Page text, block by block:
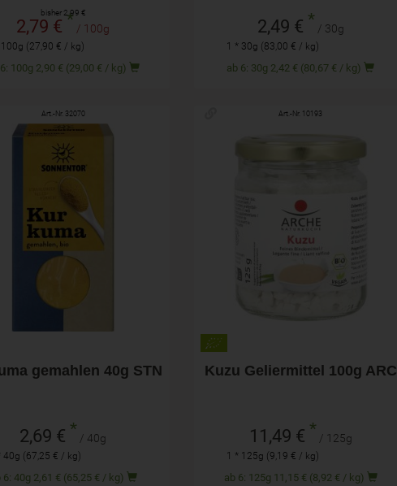
bisher 2,99 €
2,79 €* / 100g
(27,90 € / kg)
ab 6: 100g 2,90 € (29,00 € / kg)
2,49 € * / 30g
1 * 30g (83,00 € / kg)
ab 6: 30g 2,42 € (80,67 € / kg)
Art.-Nr. 32070
gemahlen 40g STN
2,69 € * / 40g
40g (67,25 € / kg)
ab 6: 40g 2,61 € (65,25 € / kg)
2,69
Art.-Nr. 10193
Kuzu Geliermittel 100g ARC
11,49 € * / 125g
1 * 125g (9,19 € / kg)
ab 6: 125g 11,15 € (8,92 € / kg)
11,49